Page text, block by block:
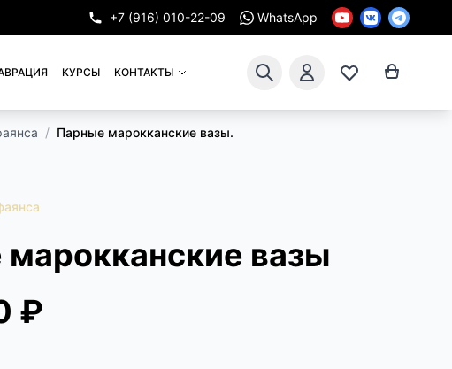
+7 (916) 010-22-09 WhatsApp
КУРСЫ КОНТАКТЫ
/ Парные марокканские вазы.
вазы
₽